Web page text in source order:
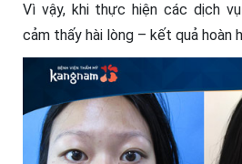
Vì vậy, khi thực hiện các dịch
cảm thấy hài lòng – kết quả hoàn